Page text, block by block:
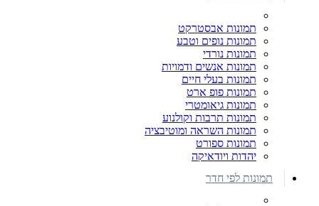
תמונות אבסטרקט
תמונות נופים וטבע
תמונות נורדי
תמונות אנשים ודמויות
תמונות בעלי חיים
תמונות פופ ארט
תמונות גיאומטרי
תמונות תרבות וקולנוע
תמונות השראה ומוטיבציה
תמונות ספורט
יהדות ויודאיקה
תמונות לפי חדר